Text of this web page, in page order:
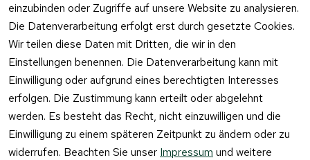
einzubinden oder Zugriffe auf unsere Website zu analysieren.
Die Datenverarbeitung erfolgt erst durch gesetzte Cookies.
Wir teilen diese Daten mit Dritten, die wir in den
Einstellungen benennen. Die Datenverarbeitung kann mit
Einwilligung oder aufgrund eines berechtigten Interesses
erfolgen. Die Zustimmung kann erteilt oder abgelehnt
werden. Es besteht das Recht, nicht einzuwilligen und die
Einwilligung zu einem späteren Zeitpunkt zu ändern oder zu
widerrufen. Beachten Sie unser Impressum und weitere
Vertrag
widerrufen